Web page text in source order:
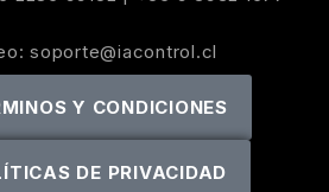
soporte@iacontrol.cl
Y CONDICIONES
DE PRIVACIDAD